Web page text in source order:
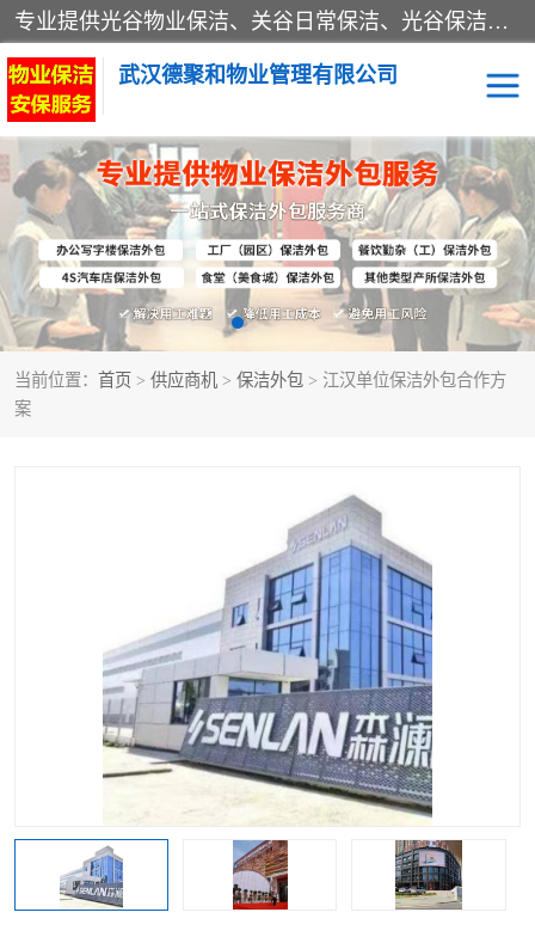
专业提供光谷物业保洁、关谷日常保洁、光谷保洁外包及武汉其他城区的单位日常保洁 武汉德聚和物业管理有限公司致力于打造中国专业物业保洁服务、日常保洁及其他保洁清洗外包服务。自公司成立以来提倡以先进的物业管理理念和模式经营，谋篇布局，以“至诚服务、精益求精、规范管理、锐意拓新”为质量方针，强化内部管理，为业主提供专业化、标准化和精细化的全方位物业服务，管理服务水平得到了广大业主和业内人士的一致好评。
武汉德聚和物业管理有限公司
当前位置： 首页 > 供应商机 > 保洁外包 > 江汉单位保洁外包合作方
案
保洁外包